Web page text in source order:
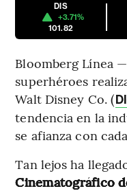
DIS
+3.71%
101.82
Bloomberg Línea
superhéroes
Walt Disney Co. (
tendencia en la
se afianza con
Tan lejos ha
Cinematográfico